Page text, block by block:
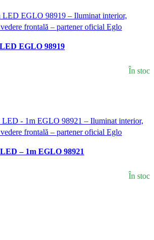
EGLO 98919
În stoc
– 1m EGLO 98921
În stoc